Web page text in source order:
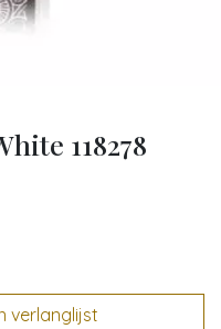
118278
verlanglijst